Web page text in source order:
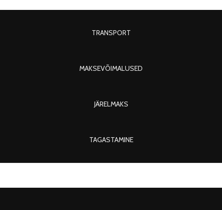
TRANSPORT
MAKSEVÕIMALUSED
JÄRELMAKS
TAGASTAMINE